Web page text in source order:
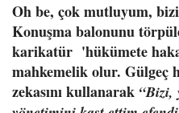
Oh be, çok mutluyum,
Konuşma balonunu
karikatür 'hükümete
mahkemelik olur. Gülgeç
zekasını kullanarak “Bizi,